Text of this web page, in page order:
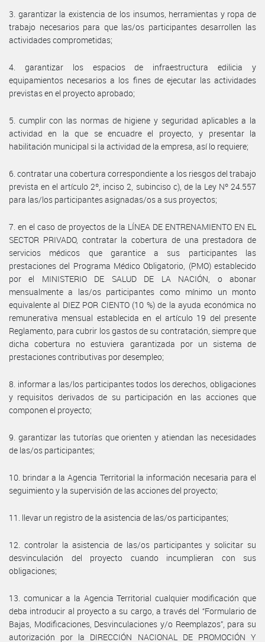
3. garantizar la existencia de los insumos, herramientas y ropa de
trabajo necesarios para que las/os participantes desarrollen las
actividades comprometidas;
4. garantizar los espacios de infraestructura edilicia y
equipamientos necesarios a los fines de ejecutar las actividades
previstas en el proyecto aprobado;
5. cumplir con las normas de higiene y seguridad aplicables a la
actividad en la que se encuadre el proyecto, y presentar la
habilitación municipal si la actividad de la empresa, así lo requiere;
6. contratar una cobertura correspondiente a los riesgos del trabajo
prevista en el artículo 2º, inciso 2, subinciso c), de la Ley Nº 24.557
para las/los participantes asignadas/os a sus proyectos;
7. en el caso de proyectos de la LÍNEA DE ENTRENAMIENTO EN EL
SECTOR PRIVADO, contratar la cobertura de una prestadora de
servicios médicos que garantice a sus participantes las
prestaciones del Programa Médico Obligatorio, (PMO) establecido
por el MINISTERIO DE SALUD DE LA NACIÓN, o abonar
mensualmente a las/os participantes como mínimo un monto
equivalente al DIEZ POR CIENTO (10 %) de la ayuda económica no
remunerativa mensual establecida en el artículo 19 del presente
Reglamento, para cubrir los gastos de su contratación, siempre que
dicha cobertura no estuviera garantizada por un sistema de
prestaciones contributivas por desempleo;
8. informar a las/los participantes todos los derechos, obligaciones
y requisitos derivados de su participación en las acciones que
componen el proyecto;
9. garantizar las tutorías que orienten y atiendan las necesidades
de las/os participantes;
10. brindar a la Agencia Territorial la información necesaria para el
seguimiento y la supervisión de las acciones del proyecto;
11. llevar un registro de la asistencia de las/os participantes;
12. controlar la asistencia de las/os participantes y solicitar su
desvinculación del proyecto cuando incumplieran con sus
obligaciones;
13. comunicar a la Agencia Territorial cualquier modificación que
deba introducir al proyecto a su cargo, a través del “Formulario de
Bajas, Modificaciones, Desvinculaciones y/o Reemplazos”, para su
autorización por la DIRECCIÓN NACIONAL DE PROMOCIÓN Y